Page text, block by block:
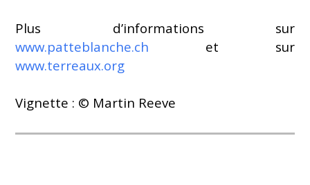
Plus d’informations sur
www.patteblanche.ch et sur
www.terreaux.org
Vignette : © Martin Reeve